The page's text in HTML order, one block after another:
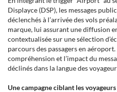
Displayce (DSP), les messages
déclenchés à l’arrivée des vols
marque, lui assurant une diffusion
contextualisée sur une sélection
parcours des passagers en
compréhension et l’impact du
déclinés dans la langue des
Une campagne ciblant les